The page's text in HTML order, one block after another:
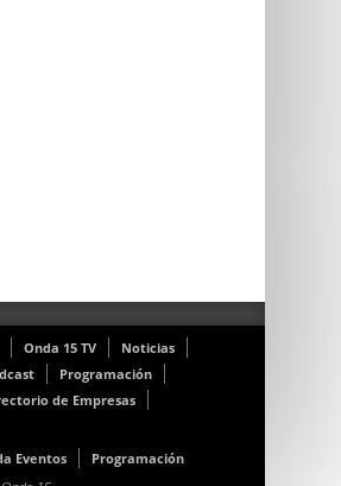
Onda 15 TV
Noticias
Programación
de Empresas
Eventos Programación